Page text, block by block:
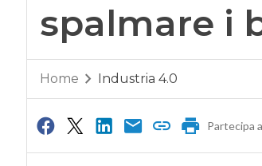
spalmare i
Home Industria 4.0
Partecipa